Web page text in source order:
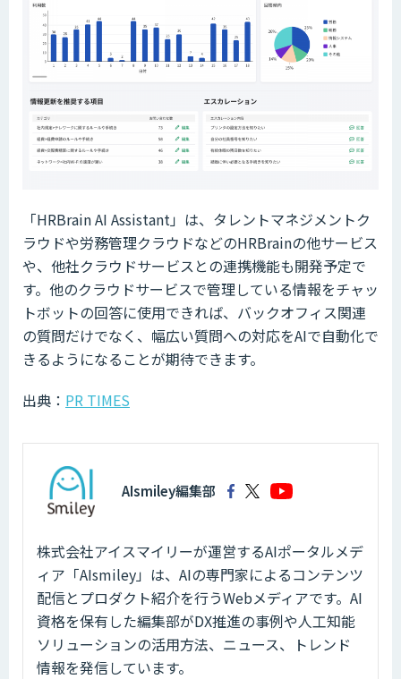
「HRBrain AI Assistant」は、タレントマネジメントク
ラウドや労務管理クラウドなどのHRBrainの他サービス
や、他社クラウドサービスとの連携機能も開発予定で
す。他のクラウドサービスで管理している情報をチャッ
トボットの回答に使用できれば、バックオフィス関連
の質問だけでなく、幅広い質問への対応をAIで自動化で
きるようになることが期待できます。
出典： PR TIMES
AIsmiley編集部
株式会社アイスマイリーが運営するAIポータルメデ
ィア「AIsmiley」は、AIの専門家によるコンテンツ
配信とプロダクト紹介を行うWebメディアです。AI
資格を保有した編集部がDX推進の事例や人工知能
ソリューションの活用方法、ニュース、トレンド
情報を発信しています。